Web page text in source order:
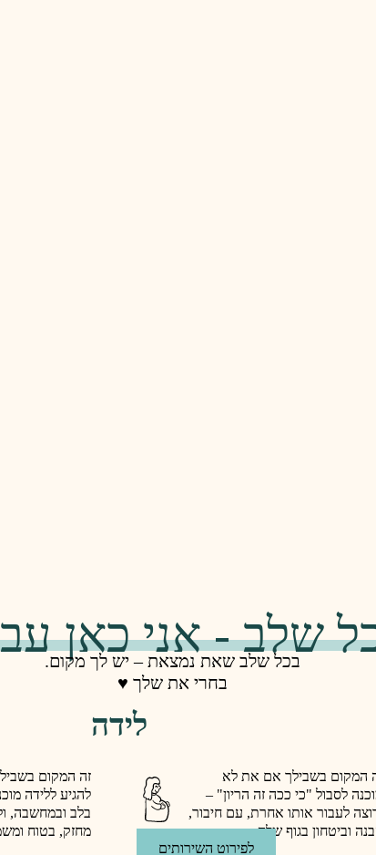
שלב - אני כאן
בכל שלב שאת נמצאת – יש לך מקום.
בחרי את שלך ♥️
המקום בשבילך אם את לא
לסבול "כי ככה זה הריון" –
לעבור אותו אחרת, עם חיבור,
וביטחון בגוף שלה.
לפירוט השירותים
לידה
זה המקום
להגיע ללידה
בלב ובמחשבה,
מחזק, בטוח